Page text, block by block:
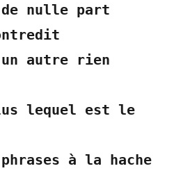
nulle part
autre rien
lequel est le
à la hache